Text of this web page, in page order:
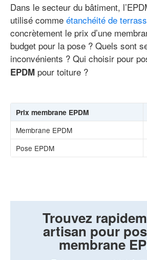
Dans le secteur du bâtiment,
utilisé comme étanchéité de
concrètement le prix d’une
budget pour la pose ? Quels sont
inconvénients ? Qui choisir pour
EPDM pour toiture ?
Prix membrane EPDM
Membrane EPDM
Pose EPDM
Trouvez
artisan pour
membrane